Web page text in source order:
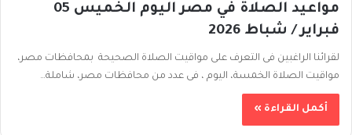
مواعيد الصلاة في مصر اليوم الخميس 05
فبراير / شباط 2026
لقرائنا الراغبين فى التعرف على مواقيت الصلاة الصحيحة بمحافظات مصر،
مواقيت الصلاة الخمسة، اليوم ، فى عدد من محافظات مصر، شاملة…
أكمل القراءة »